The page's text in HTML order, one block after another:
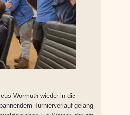
Wormuth wieder in die
Turnierverlauf gelang